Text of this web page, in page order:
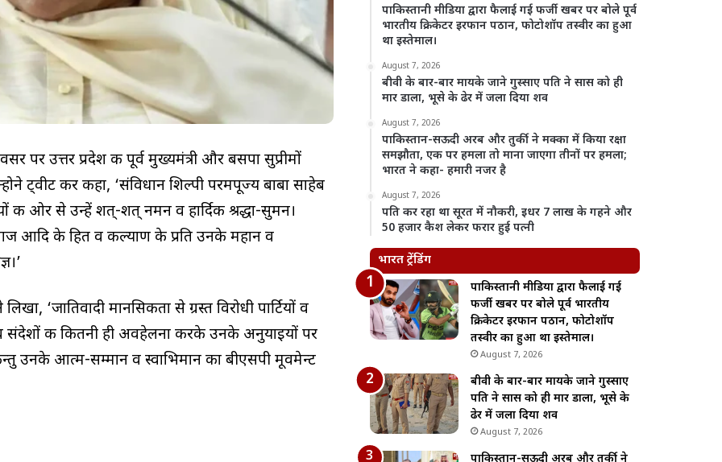
उत्तर प्रदेश की पूर्व मुख्यमंत्री और बसपा सुप्रीमों
ट्वीट कर कहा, ‘संविधान शिल्पी परमपूज्य बाबा साहेब
ओर से उन्हें शत्-शत् नमन व हार्दिक श्रद्धा-सुमन।
आदि के हित व कल्याण के प्रति उनके महान व
‘जातिवादी मानसिकता से ग्रस्त विरोधी पार्टियों व
संदेशों की कितनी ही अवहेलना करके उनके अनुयाइयों पर
उनके आत्म-सम्मान व स्वाभिमान का बीएसपी मूवमेन्ट
पाकिस्तानी मीडिया द्वारा फैलाई गई फर्जी खबर पर बोले पूर्व
भारतीय क्रिकेटर इरफान पठान, फोटोशॉप तस्वीर का हुआ
था इस्तेमाल।
August 7, 2026
बीवी के बार-बार मायके जाने गुस्साए पति ने सास को ही
मार डाला, भूसे के ढेर में जला दिया शव
August 7, 2026
पाकिस्तान-सऊदी अरब और तुर्की ने मक्का में किया रक्षा
समझौता, एक पर हमला तो माना जाएगा तीनों पर हमला;
भारत ने कहा- हमारी नजर है
August 7, 2026
पति कर रहा था सूरत में नौकरी, इधर 7 लाख के गहने और
50 हजार कैश लेकर फरार हुई पत्नी
भारत ट्रेंडिंग
पाकिस्तानी मीडिया द्वारा फैलाई गई
फर्जी खबर पर बोले पूर्व भारतीय
क्रिकेटर इरफान पठान, फोटोशॉप
तस्वीर का हुआ था इस्तेमाल।
August 7, 2026
बीवी के बार-बार मायके जाने गुस्साए
पति ने सास को ही मार डाला, भूसे के
ढेर में जला दिया शव
August 7, 2026